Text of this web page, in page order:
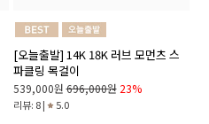
[오늘출발] 14K 18K 러브 모먼츠 스
파클링 목걸이
539,000원 696,000원 23%
리뷰: 8 | 5.0